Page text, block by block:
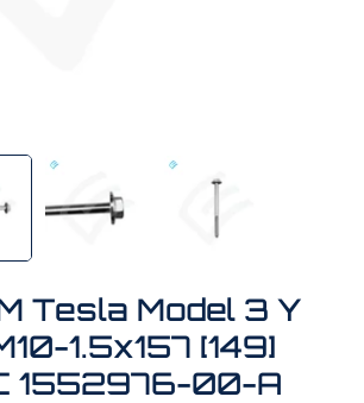
Tesla Model 3 Y
1.5x157 [149]
1552976-00-A